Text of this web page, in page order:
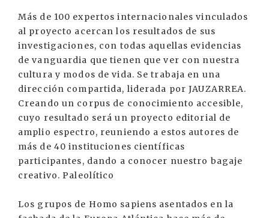
Más de 100 expertos internacionales vinculados
al proyecto acercan los resultados de sus
investigaciones, con todas aquellas evidencias
de vanguardia que tienen que ver con nuestra
cultura y modos de vida. Se trabaja en una
dirección compartida, liderada por JAUZARREA.
Creando un corpus de conocimiento accesible,
cuyo resultado será un proyecto editorial de
amplio espectro, reuniendo a estos autores de
más de 40 instituciones científicas
participantes, dando a conocer nuestro bagaje
creativo. Paleolítico
Los grupos de Homo sapiens asentados en la